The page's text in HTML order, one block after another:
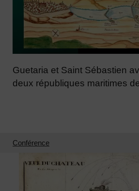
Guetaria et Saint Sébastien
deux républiques maritimes
Conférence